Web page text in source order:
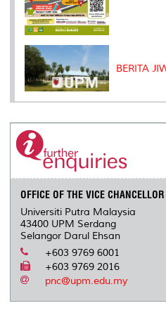
BERITA
OFFICE OF THE VICE CHANCELLOR
Universiti Putra Malaysia
43400 UPM Serdang
Selangor Darul Ehsan
+603 9769 6001
+603 9769 2016
pnc@upm.edu.my